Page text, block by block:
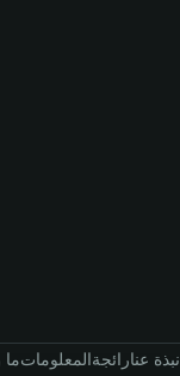
المعلوماترائجةنبذة عنا